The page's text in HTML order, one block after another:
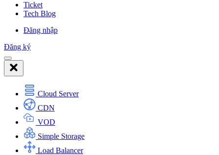
Ticket
Tech Blog
Đăng nhập
Đăng ký
Cloud Server
CDN
VOD
Simple Storage
Load Balancer